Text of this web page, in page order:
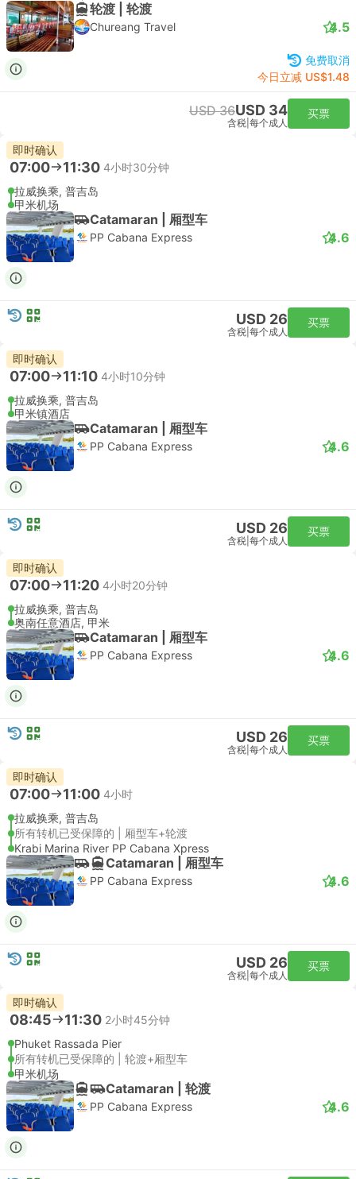
轮渡 | 轮渡
Chureang Travel 4.5
免费取消
今日立减 US$1.48
USD 36USD 34
含税 每个成人
买票
即时确认
07:00 11:30 4小时30分钟
拉威换乘, 普吉岛
甲米机场
Catamaran | 厢型车
PP Cabana Express 4.6
USD 26
含税 每个成人
买票
即时确认
07:00 11:10 4小时10分钟
拉威换乘, 普吉岛
甲米镇酒店
Catamaran | 厢型车
PP Cabana Express 4.6
USD 26
含税 每个成人
买票
即时确认
07:00 11:20 4小时20分钟
拉威换乘, 普吉岛
奥南任意酒店, 甲米
Catamaran | 厢型车
PP Cabana Express 4.6
USD 26
含税 每个成人
买票
即时确认
07:00 11:00 4小时
拉威换乘, 普吉岛
所有转机已受保障的 | 厢型车+轮渡
Krabi Marina River PP Cabana Xpress
Catamaran | 厢型车
PP Cabana Express 4.6
USD 26
含税 每个成人
买票
即时确认
08:45 11:30 2小时45分钟
Phuket Rassada Pier
所有转机已受保障的 | 轮渡+厢型车
甲米机场
Catamaran | 轮渡
PP Cabana Express 4.6